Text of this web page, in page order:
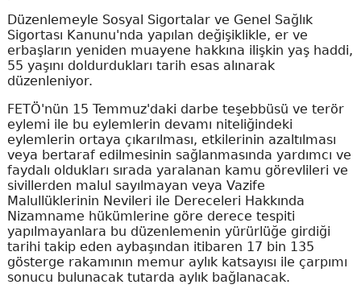
Düzenlemeyle Sosyal Sigortalar ve Genel Sağlık
Sigortası Kanunu'nda yapılan değişiklikle, er ve
erbaşların yeniden muayene hakkına ilişkin yaş haddi,
55 yaşını doldurdukları tarih esas alınarak
düzenleniyor.
FETÖ'nün 15 Temmuz'daki darbe teşebbüsü ve terör
eylemi ile bu eylemlerin devamı niteliğindeki
eylemlerin ortaya çıkarılması, etkilerinin azaltılması
veya bertaraf edilmesinin sağlanmasında yardımcı ve
faydalı oldukları sırada yaralanan kamu görevlileri ve
sivillerden malul sayılmayan veya Vazife
Malullüklerinin Nevileri ile Dereceleri Hakkında
Nizamname hükümlerine göre derece tespiti
yapılmayanlara bu düzenlemenin yürürlüğe girdiği
tarihi takip eden aybaşından itibaren 17 bin 135
gösterge rakamının memur aylık katsayısı ile çarpımı
sonucu bulunacak tutarda aylık bağlanacak.